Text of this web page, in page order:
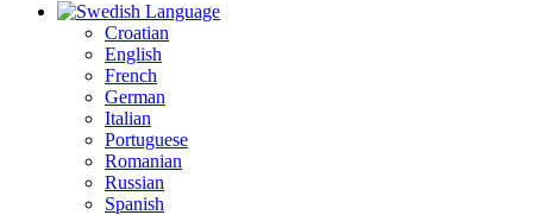
Language
Croatian
English
French
German
Italian
Portuguese
Romanian
Russian
Spanish